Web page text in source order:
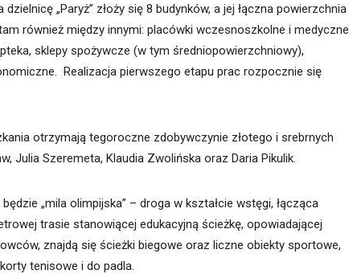
„Paryż” złoży się 8 budynków, a jej łączna powierzchnia
również między innymi: placówki wczesnoszkolne i medyczne
sklepy spożywcze (w tym średniopowierzchniowy),
Realizacja pierwszego etapu prac rozpocznie się
otrzymają tegoroczne zdobywczynie złotego i srebrnych
Julia Szeremeta, Klaudia Zwolińska oraz Daria Pikulik.
„mila olimpijska” – droga w kształcie wstęgi, łącząca
trasie stanowiącej edukacyjną ścieżkę, opowiadającej
znajdą się ścieżki biegowe oraz liczne obiekty sportowe,
tenisowe i do padla.